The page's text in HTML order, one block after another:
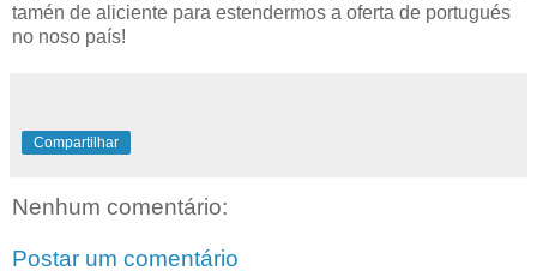
tamén de aliciente para estendermos a oferta de portugués
no noso país!
Compartilhar
Nenhum comentário:
Postar um comentário